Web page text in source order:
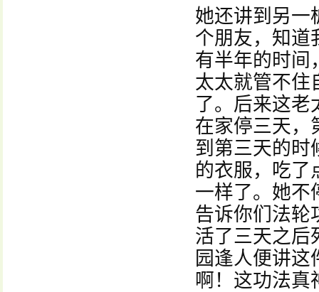
她还讲到另一
个朋友，知道
有半年的时间
太太就管不住
了。后来这老
在家停三天，
到第三天的时
的衣服，吃了
一样了。她不
告诉你们法轮
活了三天之后
园逢人便讲
啊！这功法真